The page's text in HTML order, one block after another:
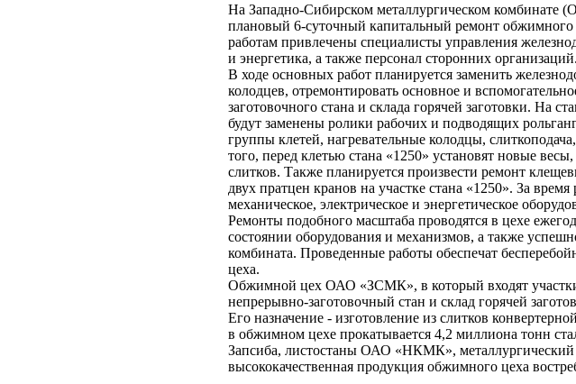
На Западно-Сибирском металлургическом комбинате
плановый 6-суточный капитальный ремонт
работам привлечены специалисты управления
и энергетика, а также персонал сторонних организаций.
В ходе основных работ планируется заменить
колодцев, отремонтировать основное и
заготовочного стана и склада горячей заготовки. На
будут заменены ролики рабочих и подводящих
группы клетей, нагревательные колодцы,
того, перед клетью стана «1250» установят новые
слитков. Также планируется произвести ремонт
двух пратцен кранов на участке стана «1250». За
механическое, электрическое и энергетическое
Ремонты подобного масштаба проводятся в цехе
состоянии оборудования и механизмов, а также
комбината. Проведенные работы обеспечат
цеха.
Обжимной цех ОАО «ЗСМК», в который входят
непрерывно-заготовочный стан и склад горячей
Его назначение - изготовление из слитков
в обжимном цехе прокатывается 4,2 миллиона тонн
Запсиба, листостаны ОАО «НКМК»,
высококачественная продукция обжимного цеха